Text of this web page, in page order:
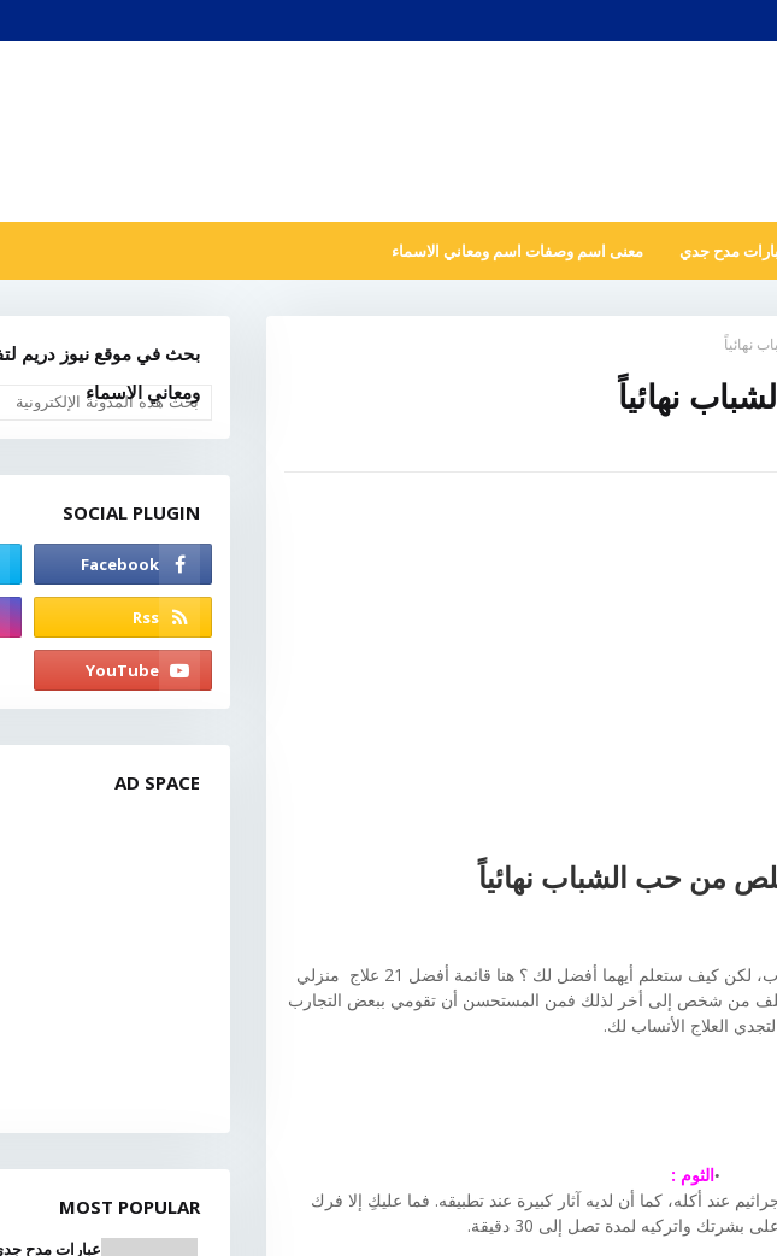
مدح جدي معنى اسم وصفات اسم ومعاني الاسماء
نهائياً
نهائياً
من حب الشباب نهائياً
هناك العديد من العلاجات الطبيعية لحب الشباب، لكن كيف ستعلم أيهما أفضل لك ؟ هنا قائمة أفضل 21 علاج منزلي
من شخص إلى أخر لذلك فمن المستحسن أن تقومي ببعض التجارب
لتجدي العلاج الأنساب لك.
الثوم :
عند أكله، كما أن لديه آثار كبيرة عند تطبيقه. فما عليكِ إلا فرك
واتركيه لمدة تصل إلى 30 دقيقة.
بحث في موقع نيوز دريم
ومعاني الاسماء
SOCIAL PLUGIN
AD SPACE
MOST POPULAR
عبارات مدح